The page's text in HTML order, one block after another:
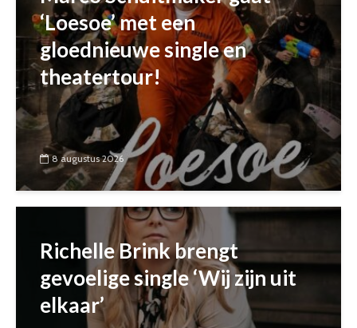
‘Loesoe’ met een
gloednieuwe single en
theatertour!
8 augustus 2026
Richelle Brink brengt
gevoelige single ‘Wij zijn uit
elkaar’